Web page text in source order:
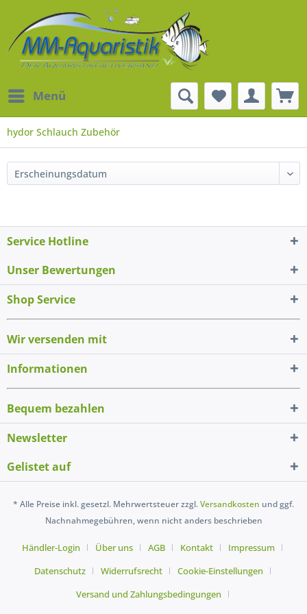
Menü
hydor Schlauch Zubehör
Service Hotline
Unser Bewertungen
Shop Service
Wir versenden mit
Informationen
Bequem bezahlen
Newsletter
Gelistet auf
* Alle Preise inkl. gesetzl. Mehrwertsteuer zzgl.Versandkosten und ggf.
Nachnahmegebühren, wenn nicht anders beschrieben
Händler-Login Über uns AGB Kontakt
Impressum
Datenschutz
Widerrufsrecht
Cookie-Einstellungen
Versand und Zahlungsbedingungen